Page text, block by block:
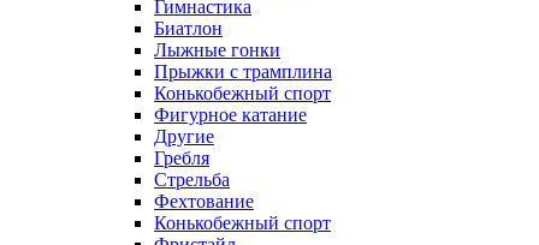
Гимнастика
Биатлон
Лыжные гонки
Прыжки с трамплина
Конькобежный спорт
Фигурное катание
Другие
Гребля
Стрельба
Фехтование
Конькобежный спорт